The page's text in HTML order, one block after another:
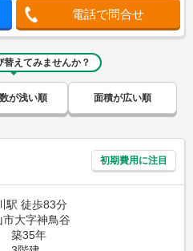
電話で問合せ
替えてみませんか？
が浅い順 面積が広い順
初期費用に注目
駅 徒歩83分
大字神鳥谷
築35年